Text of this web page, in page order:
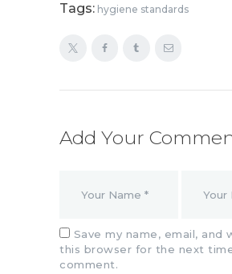
Tags: hygiene standards
Add Your
Save my name, email, and
this browser for the next
comment.